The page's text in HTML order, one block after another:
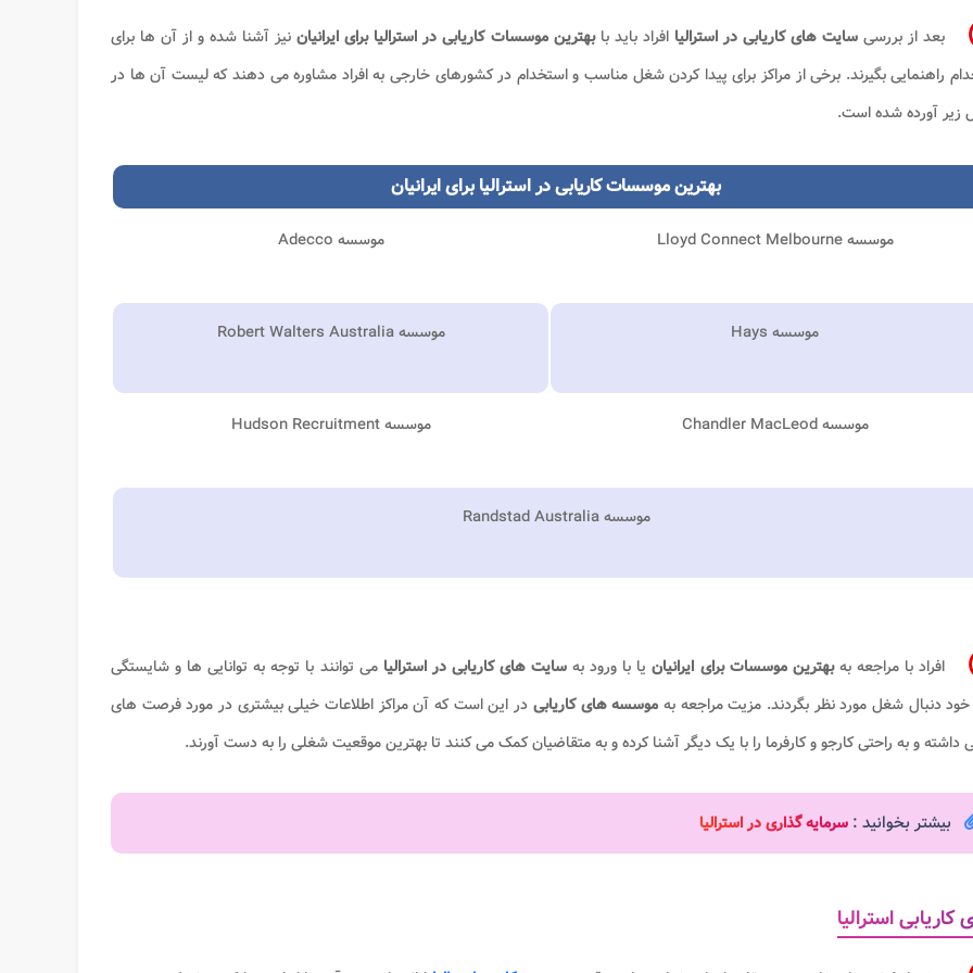
بعد از بررسیسایت های کاریابی در استرالیا افراد باید بابهترین موسسات کاریابی در استرالیا برای ایرانیاننیز آشنا شده و از آن ها برای
راهنمایی بگیرند. برخی از مراکز برای پیدا کردن شغل مناسب و استخدام در کشورهای خارجی به افراد مشاوره می دهند که لیست آن ها در
زیر آورده شده است.
بهترین موسسات کاریابی در استرالیا برای ایرانیان
موسسه Lloyd Connect Melbourne موسسه Adecco
موسسه Hays موسسه Robert Walters Australia
موسسه Chandler MacLeod موسسه Hudson Recruitment
موسسه Randstad Australia
افراد با مراجعه بهبهترین موسسات برای ایرانیانیا با ورود به سایت های کاریابی در استرالیا می توانند با توجه به توانایی ها و شایستگی
دنبال شغل مورد نظر بگردند. مزیت مراجعه به موسسه های کاریابی در این است که آن مراکز اطلاعات خیلی بیشتری در مورد فرصت های
داشته و به راحتی کارجو و کارفرما را با یک دیگر آشنا کرده و به متقاضیان کمک می کنند تا بهترین موقعیت شغلی را به دست آورند.
بیشتر بخوانید : سرمایه گذاری در استرالیا
کاریابی استرالیا